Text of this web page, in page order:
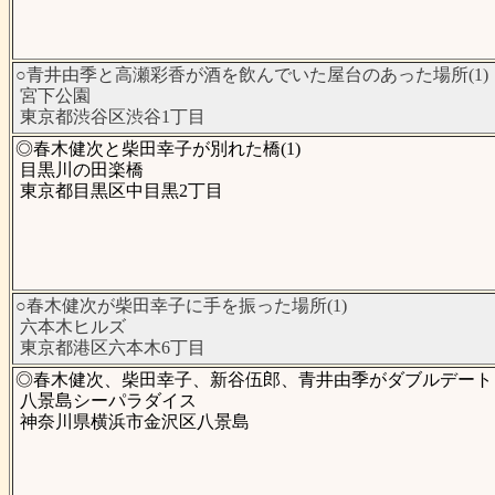
○青井由季と高瀬彩香が酒を飲んでいた屋台のあった場所(1)
宮下公園
東京都渋谷区渋谷1丁目
◎春木健次と柴田幸子が別れた橋(1)
目黒川の田楽橋
東京都目黒区中目黒2丁目
○春木健次が柴田幸子に手を振った場所(1)
六本木ヒルズ
東京都港区六本木6丁目
◎春木健次、柴田幸子、新谷伍郎、青井由季がダブルデート
八景島シーパラダイス
神奈川県横浜市金沢区八景島